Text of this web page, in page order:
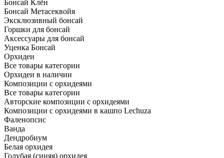
Бонсай Клён
Бонсай Метасеквойя
Эксклюзивный бонсай
Горшки для бонсай
Аксессуары для бонсай
Уценка Бонсай
Орхидеи
Все товары категории
Орхидеи в наличии
Композиции с орхидеями
Все товары категории
Авторские композиции с орхидеями
Композиции с орхидеями в кашпо Lechuza
Фаленопсис
Ванда
Дендробиум
Белая орхидея
Голубая (синяя) орхидея